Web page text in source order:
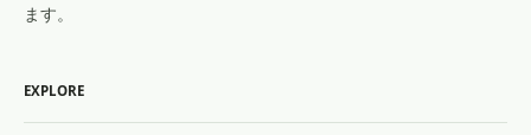
ます。
EXPLORE